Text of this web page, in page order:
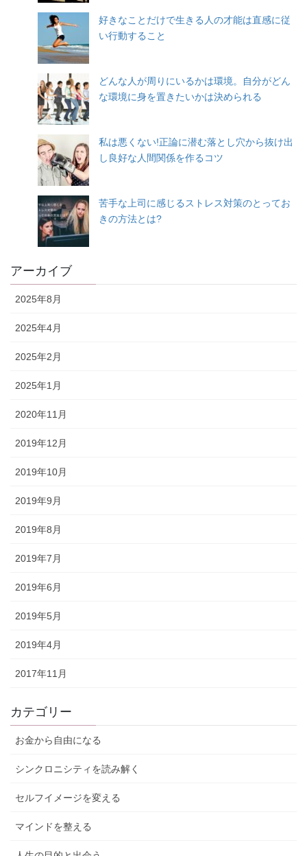
好きなことだけで生きる人の才能は直感に従
い行動すること
どんな人が周りにいるかは環境。自分がどん
な環境に身を置きたいかは決められる
私は悪くない!正論に潜む落とし穴から抜け出
し良好な人間関係を作るコツ
苦手な上司に感じるストレス対策のとってお
きの方法とは?
アーカイブ
2025年8月
2025年4月
2025年2月
2025年1月
2020年11月
2019年12月
2019年10月
2019年9月
2019年8月
2019年7月
2019年6月
2019年5月
2019年4月
2017年11月
カテゴリー
お金から自由になる
シンクロニシティを読み解く
セルフイメージを変える
マインドを整える